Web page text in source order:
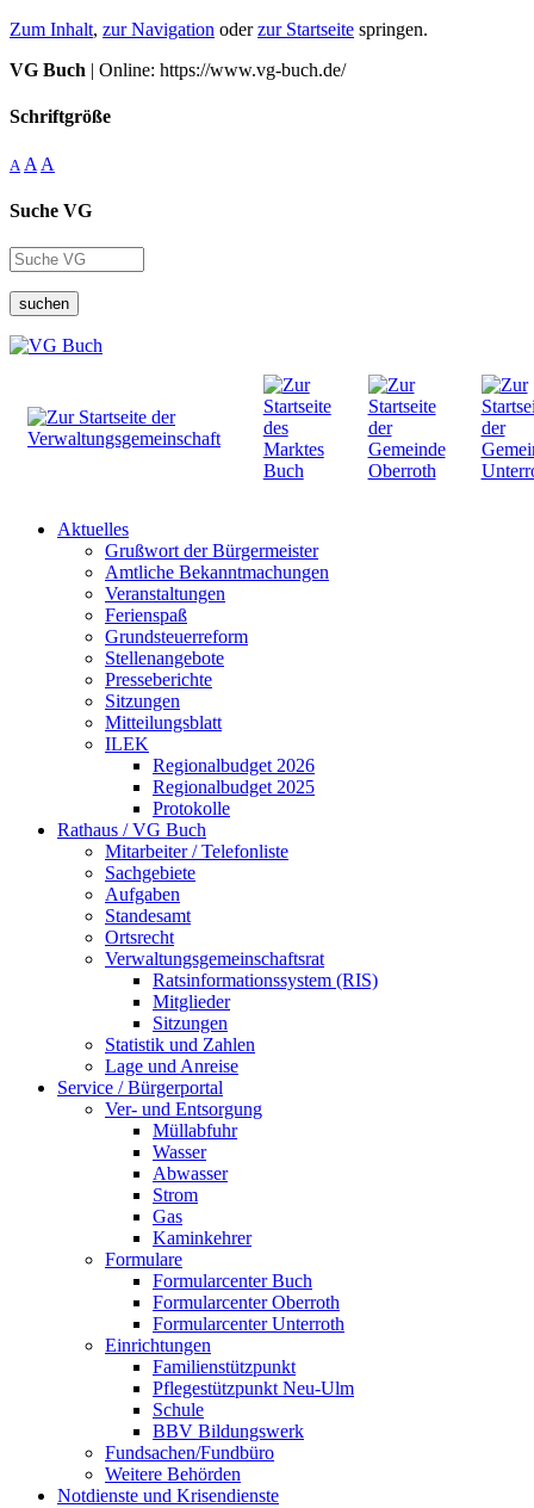
Zum Inhalt, zur Navigation oderzur Startseite springen.
VG Buch | Online: https://www.vg-buch.de/
Schriftgröße
A A A
Suche VG
suchen
Aktuelles
Grußwort der Bürgermeister
Amtliche Bekanntmachungen
Veranstaltungen
Ferienspaß
Grundsteuerreform
Stellenangebote
Presseberichte
Sitzungen
Mitteilungsblatt
ILEK
Regionalbudget 2026
Regionalbudget 2025
Protokolle
Rathaus / VG Buch
Mitarbeiter / Telefonliste
Sachgebiete
Aufgaben
Standesamt
Ortsrecht
Verwaltungsgemeinschaftsrat
Ratsinformationssystem (RIS)
Mitglieder
Sitzungen
Statistik und Zahlen
Lage und Anreise
Service / Bürgerportal
Ver- und Entsorgung
Müllabfuhr
Wasser
Abwasser
Strom
Gas
Kaminkehrer
Formulare
Formularcenter Buch
Formularcenter Oberroth
Formularcenter Unterroth
Einrichtungen
Familienstützpunkt
Pflegestützpunkt Neu-Ulm
Schule
BBV Bildungswerk
Fundsachen/Fundbüro
Weitere Behörden
Notdienste und Krisendienste